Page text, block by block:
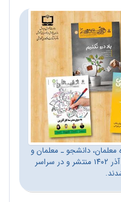
دانشجو ـ معلمان و
کارشناسان وزارت آموزش‌و‌پرورش در آذر ۱۴۰۲ منتشر و در سراسر